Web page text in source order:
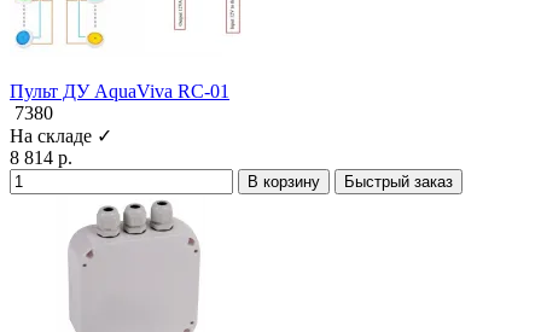
Пульт ДУ AquaViva RC-01
7380
На складе ✓
8 814 р.
В корзину Быстрый заказ